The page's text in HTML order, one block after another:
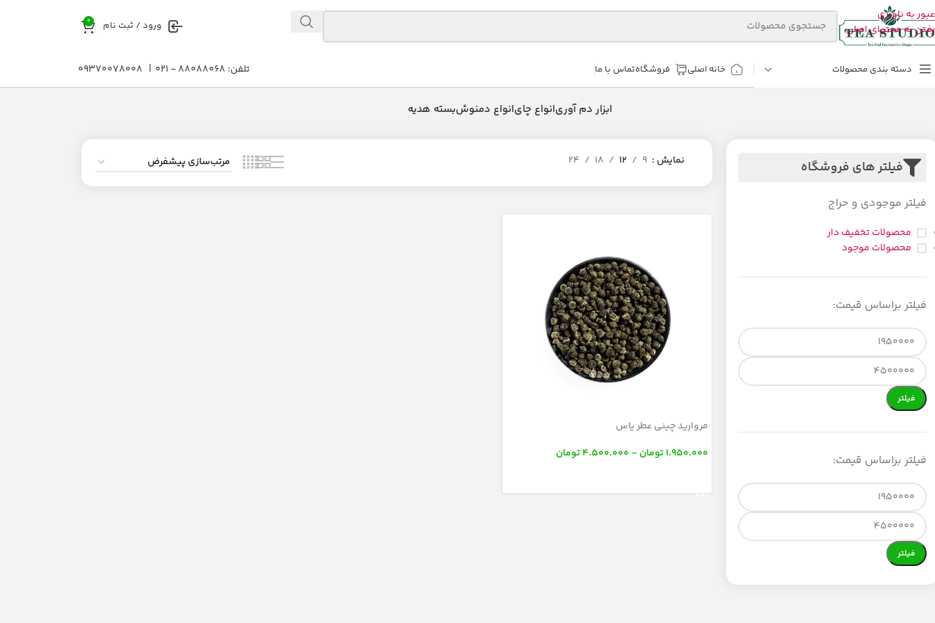
عبور به ناوبری
رفتن به محتوای اصلی
ورود / ثبت نام 0
دسته بندی محصولات خانه اصلی فروشگاهتماس با ما تلفن: 88088068 - 021 | 09370078008
ابزار دم آوریانواع چایانواع دمنوشبسته هدیه
فیلتر های فروشگاه
فیلتر موجودی و حراج
محصولات تخفیف دار
محصولات موجود
فیلتر براساس قیمت:
فیلتر
فیلتر براساس قیمت:
فیلتر
نمایش 9
12
18
24
مروارید چینی عطر یاس
1.950.000 تومان –
4.500.000 تومان